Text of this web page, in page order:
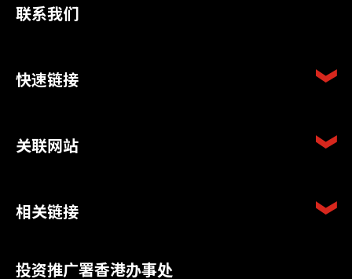
联系我们
快速链接
关联网站
相关链接
投资推广署香港办事处